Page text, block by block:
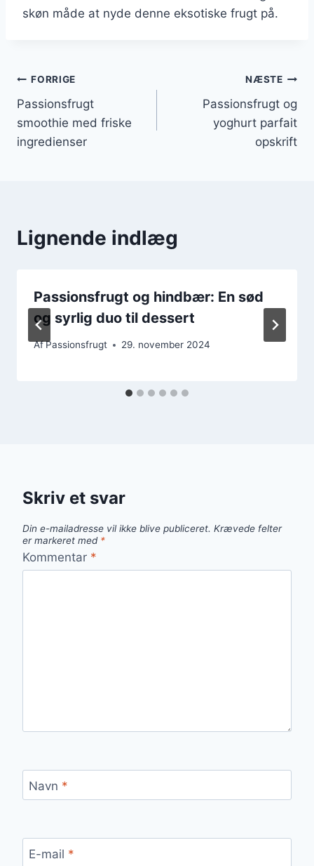
skøn måde at nyde denne eksotiske frugt på.
Indlægsnavigation
FORRIGE
Passionsfrugt
smoothie med friske
ingredienser
NÆSTE
Passionsfrugt og
yoghurt parfait
opskrift
Lignende indlæg
Passionsfrugt og hindbær: En sød
og syrlig duo til dessert
AfPassionsfrugt 29. november 2024
Skriv et svar
Din e-mailadresse vil ikke blive publiceret. Krævede felter
er markeret med *
Kommentar *
Navn *
E-mail *